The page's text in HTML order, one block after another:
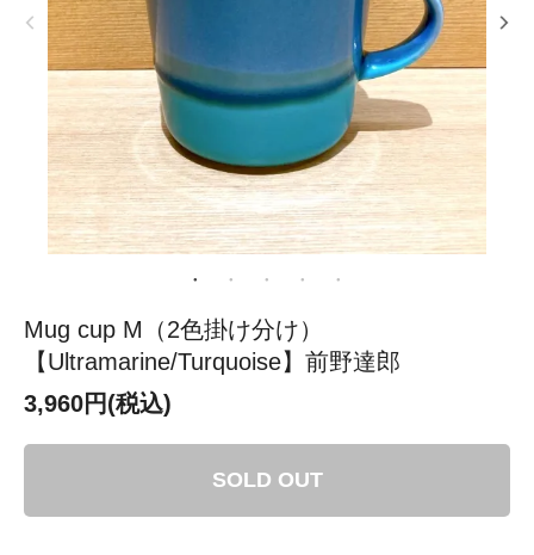
Mug cup M（2色掛け分け）
【Ultramarine/Turquoise】前野達郎
3,960円(税込)
SOLD OUT